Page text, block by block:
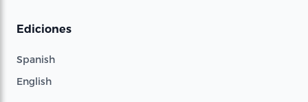
Ediciones
Spanish
English